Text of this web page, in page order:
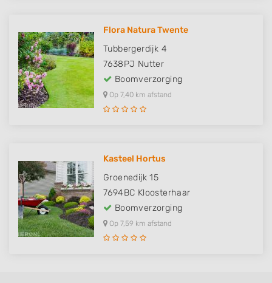
Flora Natura Twente
Tubbergerdijk 4
7638PJ Nutter
Boomverzorging
Op 7,40 km afstand
Kasteel Hortus
Groenedijk 15
7694BC Kloosterhaar
Boomverzorging
Op 7,59 km afstand